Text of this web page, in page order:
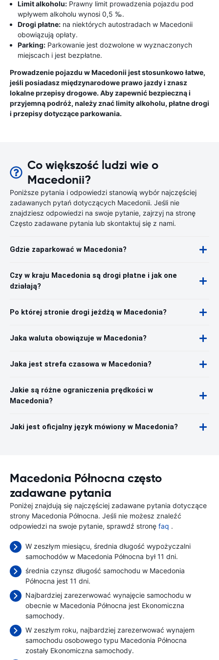
Limit alkoholu: Prawny limit prowadzenia pojazdu pod
wpływem alkoholu wynosi 0,5 ‰.
Drogi płatne: na niektórych autostradach w Macedonii
obowiązują opłaty.
Parking: Parkowanie jest dozwolone w wyznaczonych
miejscach i jest bezpłatne.
Prowadzenie pojazdu w Macedonii jest stosunkowo łatwe,
jeśli posiadasz międzynarodowe prawo jazdy i znasz
lokalne przepisy drogowe. Aby zapewnić bezpieczną i
przyjemną podróż, należy znać limity alkoholu, płatne drogi
i przepisy dotyczące parkowania.
Co większość ludzi wie o
Macedonii?
Poniższe pytania i odpowiedzi stanowią wybór najczęściej
zadawanych pytań dotyczących Macedonii. Jeśli nie
znajdziesz odpowiedzi na swoje pytanie, zajrzyj na stronę
Często zadawane pytania lub skontaktuj się z nami.
Gdzie zaparkować w Macedonia?
Czy w kraju Macedonia są drogi płatne i jak one
działają?
Po której stronie drogi jeżdżą w Macedonia?
Jaka waluta obowiązuje w Macedonia?
Jaka jest strefa czasowa w Macedonia?
Jakie są różne ograniczenia prędkości w
Macedonia?
Jaki jest oficjalny język mówiony w Macedonia?
Macedonia Północna często
zadawane pytania
Poniżej znajdują się najczęściej zadawane pytania dotyczące
strony Macedonia Północna. Jeśli nie możesz znaleźć
odpowiedzi na swoje pytanie, sprawdź stronę faq .
W zeszłym miesiącu, średnia długość wypożyczalni
samochodów w Macedonia Północna był 11 dni.
średnia czynsz długość samochodu w Macedonia
Północna jest 11 dni.
Najbardziej zarezerwować wynajęcie samochodu w
obecnie w Macedonia Północna jest Ekonomiczna
samochody.
W zeszłym roku, najbardziej zarezerwować wynajem
samochodu osobowego typu Macedonia Północna
zostały Ekonomiczna samochody.